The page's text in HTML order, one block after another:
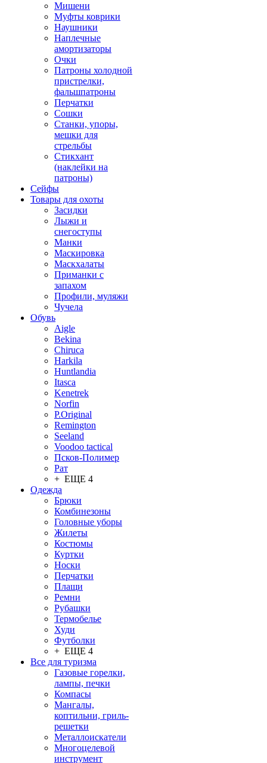
Мишени
Муфты коврики
Наушники
Наплечные
амортизаторы
Очки
Патроны холодной
пристрелки,
фальшпатроны
Перчатки
Сошки
Станки, упоры,
мешки для
стрельбы
Стикхант
(наклейки на
патроны)
Сейфы
Товары для охоты
Засидки
Лыжи и
снегоступы
Манки
Маскировка
Маскхалаты
Приманки с
запахом
Профили, муляжи
Чучела
Обувь
Aigle
Bekina
Chiruсa
Harkila
Huntlandia
Itasca
Kenetrek
Norfin
P.Original
Remington
Seeland
Voodoo tactical
Псков-Полимер
Рат
+ ЕЩЕ 4
Одежда
Брюки
Комбинезоны
Головные уборы
Жилеты
Костюмы
Куртки
Носки
Перчатки
Плащи
Ремни
Рубашки
Термобелье
Худи
Футболки
+ ЕЩЕ 4
Все для туризма
Газовые горелки,
лампы, печки
Компасы
Мангалы,
коптильни, гриль-
решетки
Металлоискатели
Многоцелевой
инструмент